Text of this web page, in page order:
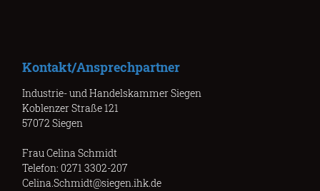
Kontakt/Ansprechpartner
Industrie- und Handelskammer Siegen
Koblenzer Straße 121
57072 Siegen
Frau Celina Schmidt
Telefon: 0271 3302-207
Celina.Schmidt@siegen.ihk.de